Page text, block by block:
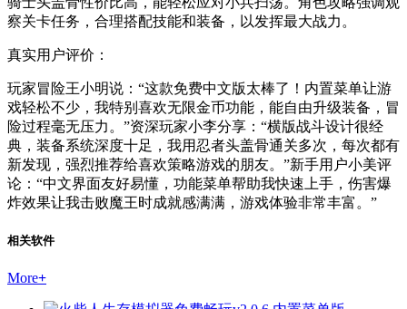
察关卡任务，合理搭配技能和装备，以发挥最大战力。
真实用户评价：
玩家冒险王小明说：“这款免费中文版太棒了！内置菜单让游
戏轻松不少，我特别喜欢无限金币功能，能自由升级装备，冒
险过程毫无压力。”资深玩家小李分享：“横版战斗设计很经
典，装备系统深度十足，我用忍者头盖骨通关多次，每次都有
新发现，强烈推荐给喜欢策略游戏的朋友。”新手用户小美评
论：“中文界面友好易懂，功能菜单帮助我快速上手，伤害爆
炸效果让我击败魔王时成就感满满，游戏体验非常丰富。”
相关软件
More+